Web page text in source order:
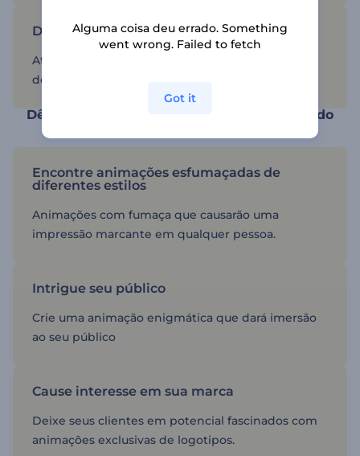
Deixe a fumaça substituir o fogo
Atinja um marco de sucesso com uma animação
de logotipo em névoa.
Dê ao seu logotipo um sutil aroma defumado
Encontre animações esfumaçadas de
diferentes estilos
Animações com fumaça que causarão uma
impressão marcante em qualquer pessoa.
Intrigue seu público
Crie uma animação enigmática que dará imersão
ao seu público
Cause interesse em sua marca
Deixe seus clientes em potencial fascinados com
animações exclusivas de logotipos.
Alguma coisa deu errado. Something
went wrong. Failed to fetch
Got it